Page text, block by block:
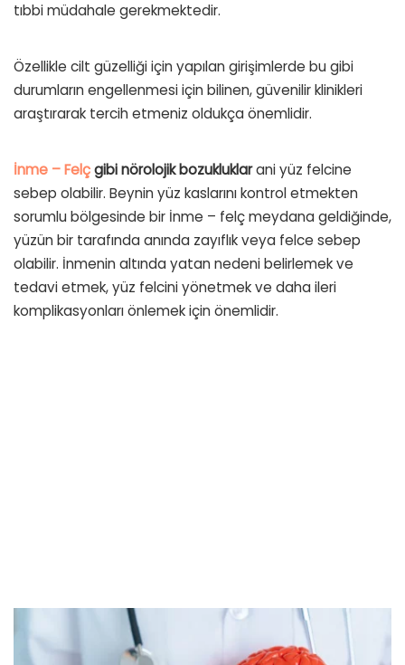
tıbbi müdahale gerekmektedir.
Özellikle cilt güzelliği için yapılan girişimlerde bu gibi
durumların engellenmesi için bilinen, güvenilir klinikleri
araştırarak tercih etmeniz oldukça önemlidir.
İnme – Felçgibi nörolojik bozukluklarani yüz felcine
sebep olabilir. Beynin yüz kaslarını kontrol etmekten
sorumlu bölgesinde bir İnme – felç meydana geldiğinde,
yüzün bir tarafında anında zayıflık veya felce sebep
olabilir. İnmenin altında yatan nedeni belirlemek ve
tedavi etmek, yüz felcini yönetmek ve daha ileri
komplikasyonları önlemek için önemlidir.